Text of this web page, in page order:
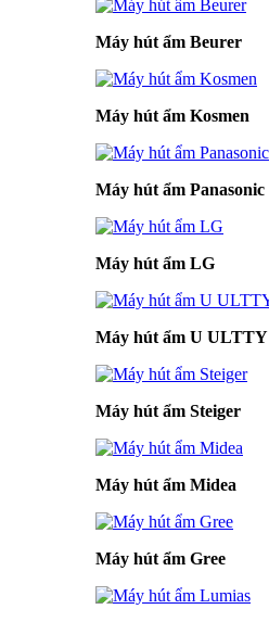
Máy hút ẩm Beurer
Máy hút ẩm Kosmen
Máy hút ẩm Panasonic
Máy hút ẩm LG
Máy hút ẩm U ULTTY
Máy hút ẩm Steiger
Máy hút ẩm Midea
Máy hút ẩm Gree